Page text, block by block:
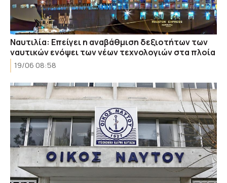
Ναυτιλία: Επείγει η αναβάθμιση δεξιοτήτων των
ναυτικών ενόψει των νέων τεχνολογιών στα πλοία
19/06 08:58